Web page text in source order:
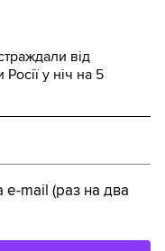
від
у ніч на 5
e-mail (раз на два